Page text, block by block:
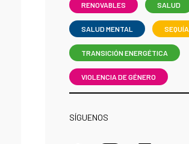
RENOVABLES SALUD
SALUD MENTAL SEQUÍA
TRANSICIÓN ENERGÉTICA
VIOLENCIA DE GÉNERO
SÍGUENOS